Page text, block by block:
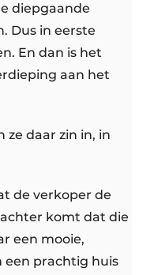
diepgaande
Dus in eerste
En dan is het
aan het
ze daar zin in, in
de verkoper de
komt dat die
een mooie,
een prachtig huis